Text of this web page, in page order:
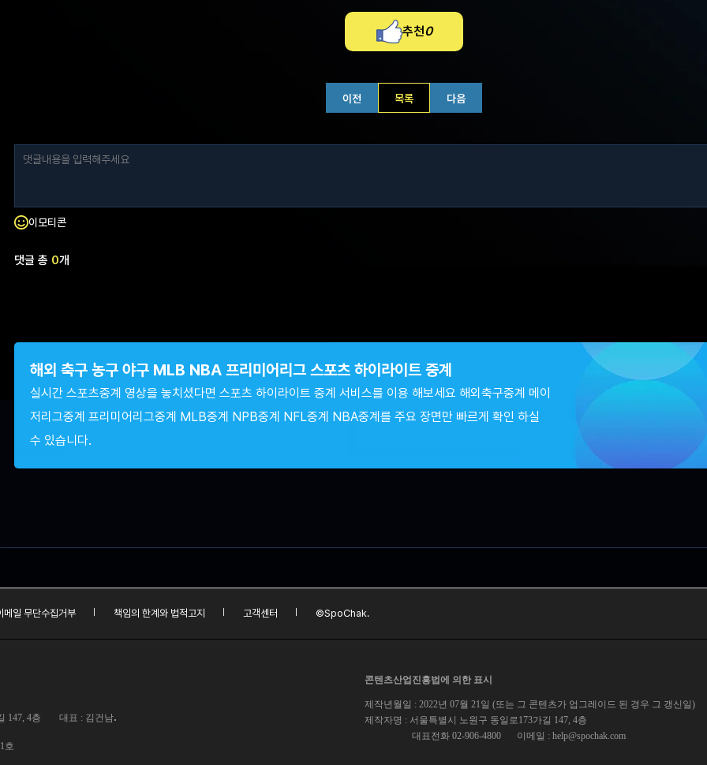
추천0
이전 목록 다음
이모티콘
댓글 총 0개
해외 축구 농구 야구 MLB NBA 프리미어리그 스포츠 하이라이트 중계
실시간 스포츠중계 영상을 놓치셨다면 스포츠 하이라이트 중계 서비스를 이용 해보세요 해외축구중계 메이
저리그중계 프리미어리그중계 MLB중계 NPB중계 NFL중계 NBA중계를 주요 장면만 빠르게 확인 하실
수 있습니다.
메일 무단수집거부 책임의 한계와 법적고지 고객센터 ©SpoChak.
147, 4층 대표 : 김건남.
호
콘텐츠산업진흥법에 의한 표시
제작년월일 : 2022년 07월 21일 (또는 그 콘텐츠가 업그레이드 된 경우 그 갱신일)
제작자명 : 서울특별시 노원구 동일로173가길 147, 4층
대표전화 02-906-4800
이메일 : help@spochak.com